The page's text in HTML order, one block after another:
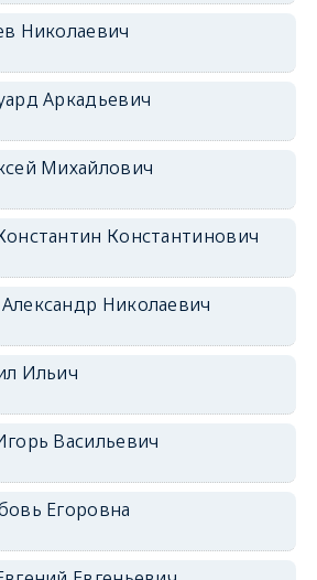
Николаевич
Аркадьевич
Михайлович
Константинович
Николаевич
Ильич
Васильевич
Егоровна